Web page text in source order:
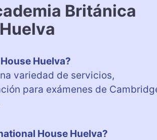
Británica
Huelva?
variedad de servicios,
para exámenes de
House Huelva?